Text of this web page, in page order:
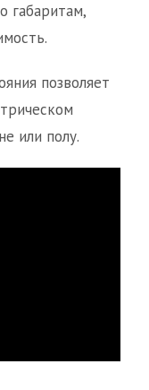
габаритам,
позволяет
или полу.